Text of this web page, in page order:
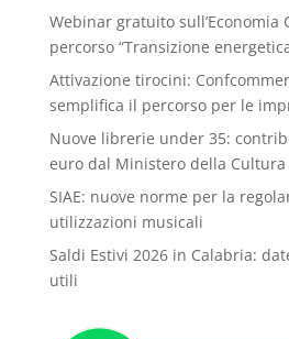
Webinar gratuito sull’Economia
percorso “Transizione
Attivazione tirocini:
semplifica il percorso per le
Nuove librerie under 35:
euro dal Ministero della Cultura
SIAE: nuove norme per la
utilizzazioni musicali
Saldi Estivi 2026 in Calabria:
utili